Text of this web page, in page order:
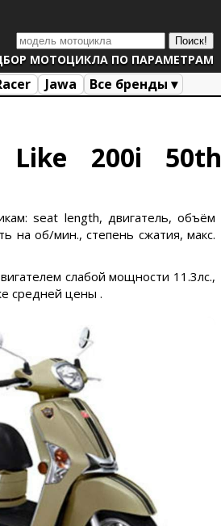
МОТОЦИКЛА ПО ПАРАМЕТРАМ
Jawa
Все бренды ▾
Like 200i 50th
seat length, двигатель, объём
на об/мин., степень сжатия, макс.
слабой мощности 11.3лс.,
средней цены .